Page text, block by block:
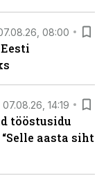
08:00
07.08.26, 14:19
tööstusidu
aasta siht